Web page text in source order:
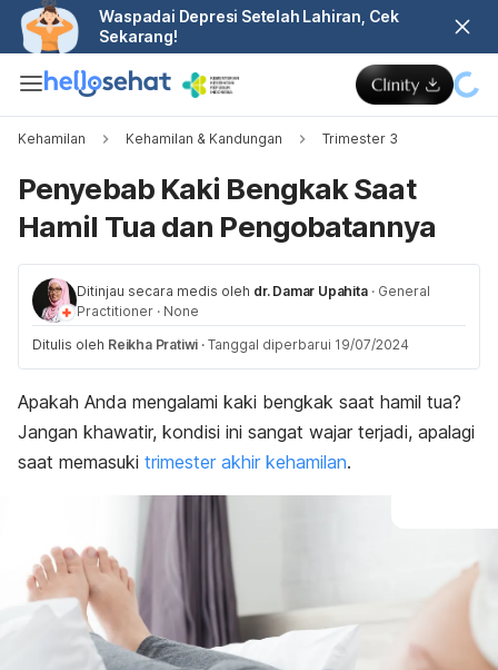
Waspadai Depresi Setelah Lahiran, Cek
Sekarang!
Kehamilan Kehamilan & Kandungan Trimester 3
Penyebab Kaki Bengkak Saat
Hamil Tua dan Pengobatannya
Ditinjau secara medis oleh dr. Damar Upahita · General
Practitioner · None
Ditulis oleh Reikha Pratiwi · Tanggal diperbarui 19/07/2024
Apakah Anda mengalami kaki bengkak saat hamil tua?
Jangan khawatir, kondisi ini sangat wajar terjadi, apalagi
saat memasuki trimester akhir kehamilan.